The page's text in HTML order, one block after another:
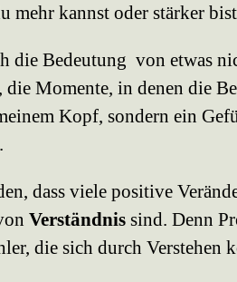
mehr kannst oder stärker
die Bedeutung von etwas
die Momente, in denen die
Kopf, sondern ein
dass viele positive
Verständnis sind. Denn
die sich durch Verstehen